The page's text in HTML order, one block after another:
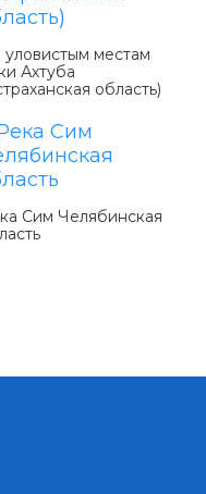
уловистым местам
Ахтуба
область)
Сим Челябинская